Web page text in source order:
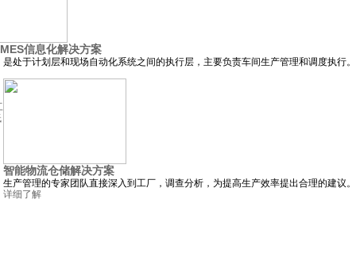
信息化解决方案
是处于计划层和现场自动化系统之间的执行层，主要负责车间生产管理和调度执行。
智能物流仓储解决方案
生产管理的专家团队直接深入到工厂，调查分析，为提高生产效率提出合理的建议。
详细了解